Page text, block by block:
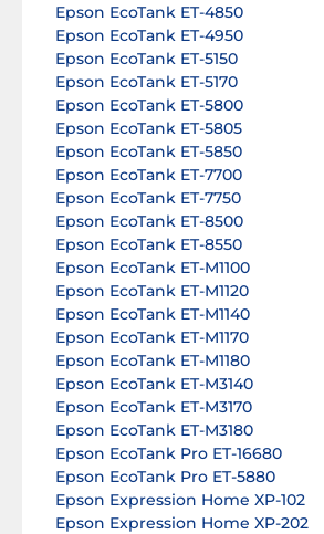
Epson EcoTank ET-4850
Epson EcoTank ET-4950
Epson EcoTank ET-5150
Epson EcoTank ET-5170
Epson EcoTank ET-5800
Epson EcoTank ET-5805
Epson EcoTank ET-5850
Epson EcoTank ET-7700
Epson EcoTank ET-7750
Epson EcoTank ET-8500
Epson EcoTank ET-8550
Epson EcoTank ET-M1100
Epson EcoTank ET-M1120
Epson EcoTank ET-M1140
Epson EcoTank ET-M1170
Epson EcoTank ET-M1180
Epson EcoTank ET-M3140
Epson EcoTank ET-M3170
Epson EcoTank ET-M3180
Epson EcoTank Pro ET-16680
Epson EcoTank Pro ET-5880
Epson Expression Home XP-102
Epson Expression Home XP-202